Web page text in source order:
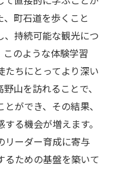
町石道を歩くこと
、持続可能な観光につ
のような体験学習
たちにとってより深い
山を訪れることで、
ができ、その結果、
る機会が増えます。
リーダー育成に寄与
るための基盤を築いて